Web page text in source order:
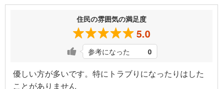
住民の雰囲気の満足度
5.0
参考になった 0
優しい方が多いです。特にトラブりになったりはした
ことがありません